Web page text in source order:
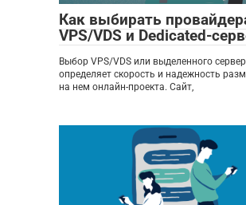
Как выбирать
VPS/VDS и Dedicated-
Выбор VPS/VDS или выделенного
определяет скорость и надежность
на нем онлайн-проекта. Сайт,